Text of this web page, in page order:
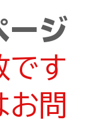
ージ
です
お問